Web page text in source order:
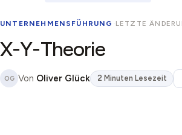
UNTERNEHMENSFÜHRUNG · LETZTE
X-Y-Theorie
OG Von Oliver Glück 2 Minuten Lesezeit